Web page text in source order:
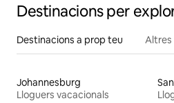
Destinacions per
Destinacions a prop teu
Johannesburg
Lloguers vacacionals